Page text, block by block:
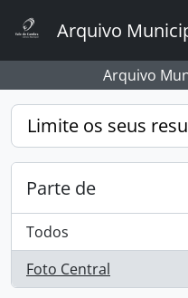
Arquivo
Arquivo
Limite os seus
Parte de
Todos
Foto Central
, 1 resultados